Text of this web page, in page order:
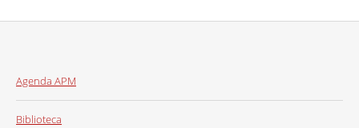
Agenda APM
Biblioteca